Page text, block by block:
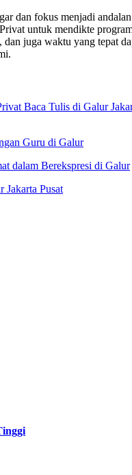
dan fokus menjadi andalan
untuk mendikte
juga waktu yang tepat
Baca Tulis di Galur
Guru di Galur
dalam Berekspresi di Galur
Jakarta Pusat